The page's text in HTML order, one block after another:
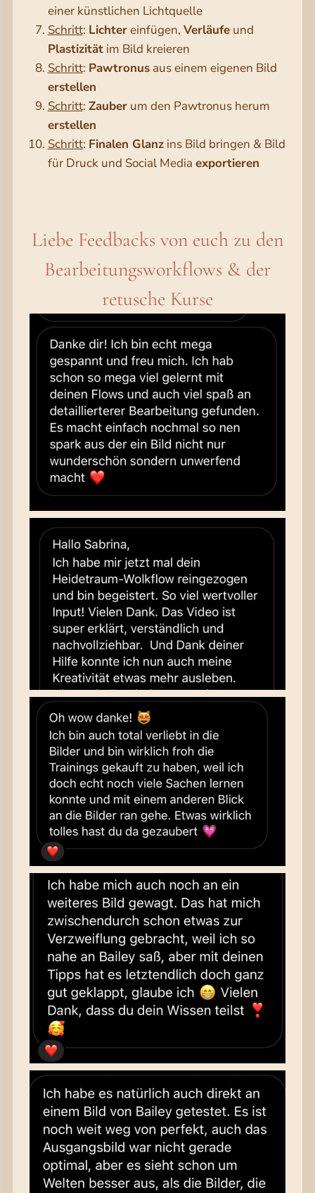
einer künstlichen Lichtquelle
Schritt: Lichtereinfügen, Verläufeund
Plastizitätim Bild kreieren
Schritt: Pawtronusaus einem eigenen Bild
erstellen
Schritt: Zauberum den Pawtronus herum
erstellen
Schritt: Finalen Glanzins Bild bringen & Bild
für Druck und Social Media exportieren
Liebe Feedbacks von euch zu den
Bearbeitungsworkflows & der
retusche Kurse